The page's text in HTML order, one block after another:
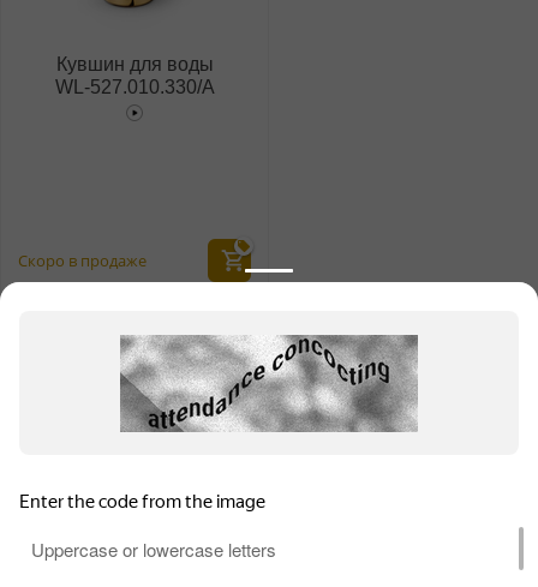
Кувшин для воды
WL‑527.010.330/A
Скоро в продаже
Информация для продавцов
Покупательский сервис
Контакты